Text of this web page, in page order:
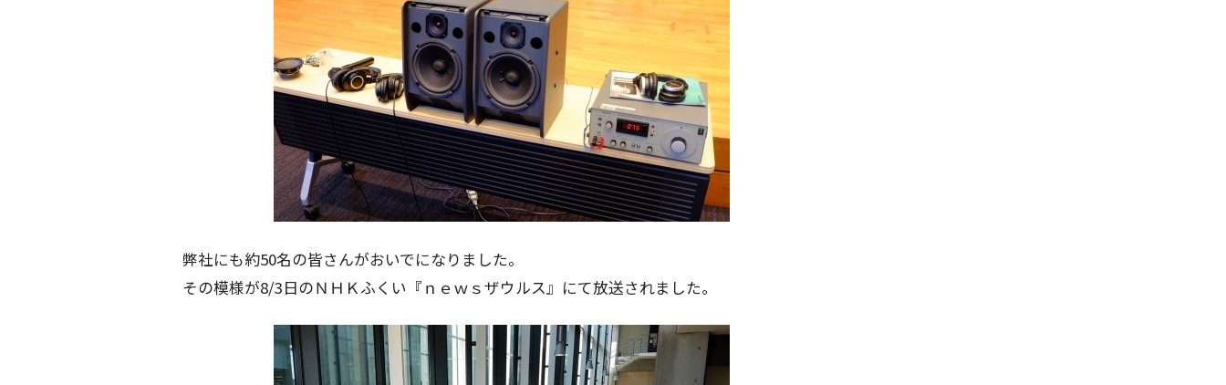
弊社にも約50名の皆さんがおいでになりました。
その模様が8/3日のＮＨＫふくい『ｎｅｗｓザウルス』にて放送されました。